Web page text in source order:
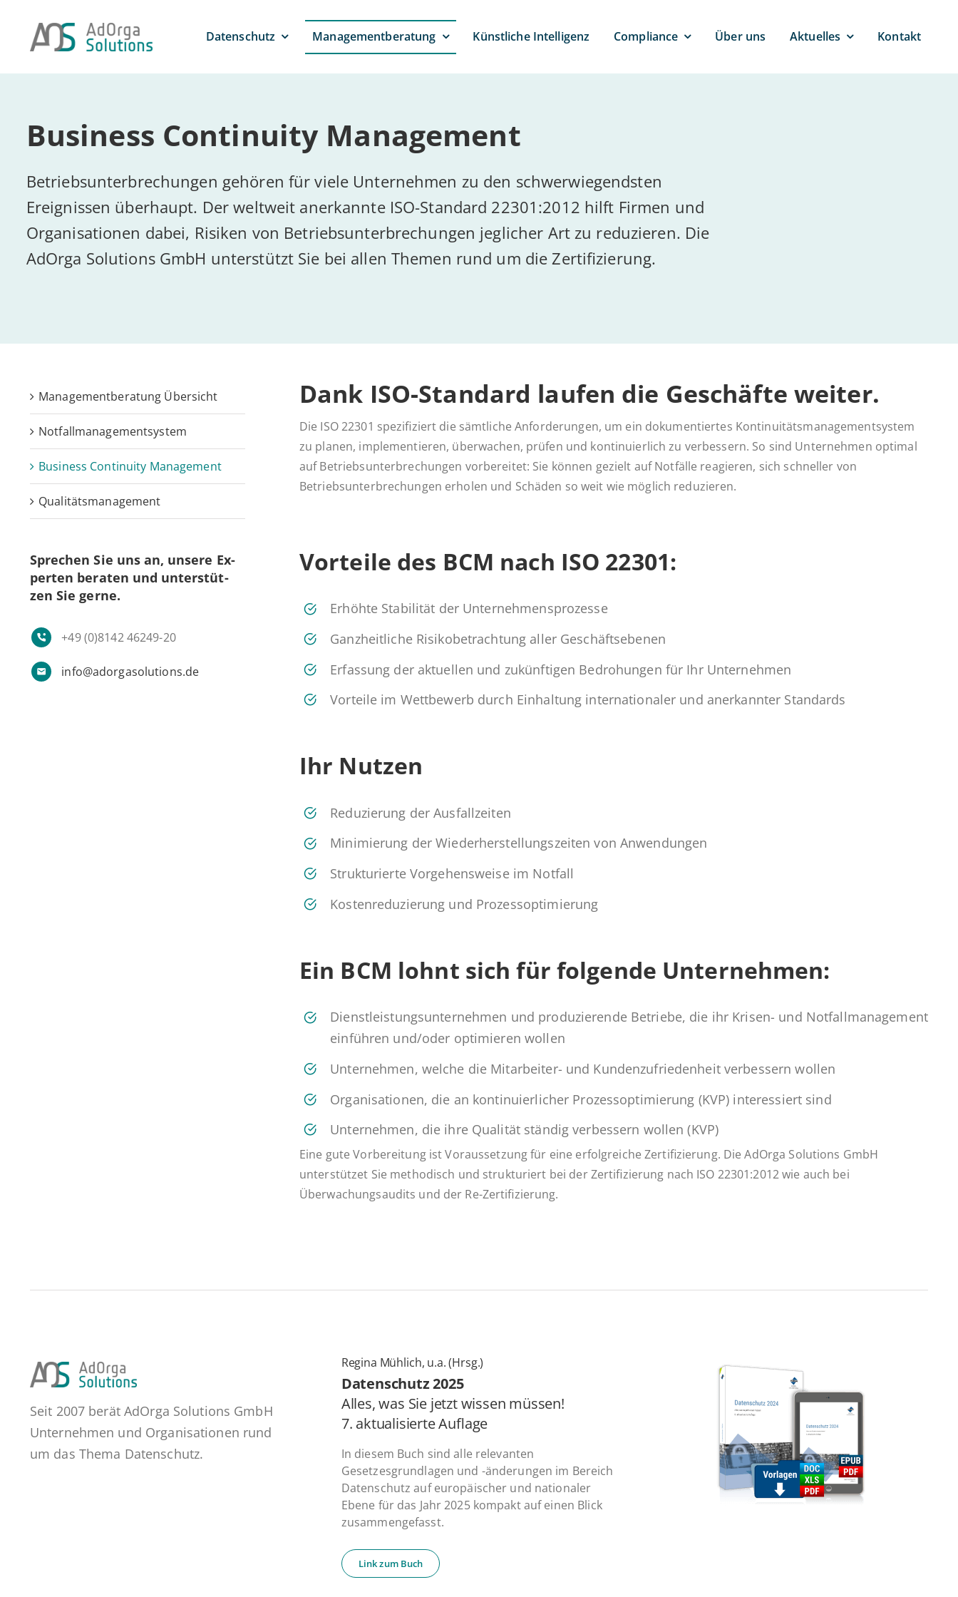
springen
Daten­schutz Management­beratung Künst­li­che Intelligenz Com­pli­ance Über uns Ak­tu­el­les Kontakt
Busi­ness Con­ti­nui­ty Management
Betriebsunterbrechungen gehören für viele Unternehmen zu den schwerwiegendsten
Ereignissen überhaupt. Der weltweit anerkannte ISO-Standard 22301:2012 hilft Firmen und
Organisationen dabei, Risiken von Betriebsunterbrechungen jeglicher Art zu reduzieren. Die
AdOrga Solutions GmbH unterstützt Sie bei allen Themen rund um die Zertifizierung.
Dank ISO-Stan­dard laufen die Ge­schäf­te weiter.
Die ISO 22301 spezifiziert die sämtliche Anforderungen, um ein dokumentiertes Kontinuitätsmanagementsystem
zu planen, implementieren, überwachen, prüfen und kontinuierlich zu verbessern. So sind Unternehmen optimal
auf Betriebsunterbrechungen vorbereitet: Sie können gezielt auf Notfälle reagieren, sich schneller von
Betriebsunterbrechungen erholen und Schäden so weit wie möglich reduzieren.
Vor­tei­le des BCM nach ISO 22301:
Erhöhte Sta­bi­li­tät der Unternehmensprozesse
Ganz­heit­li­che Ri­si­ko­be­trach­tung aller Geschäftsebenen
Er­fas­sung der ak­tu­el­len und zu­künf­ti­gen Be­dro­hun­gen für Ihr Unternehmen
Vor­tei­le im Wett­be­werb durch Ein­hal­tung in­ter­na­tio­na­ler und an­er­kann­ter Standards
Ihr Nutzen
Re­du­zie­rung der Ausfallzeiten
Mi­ni­mie­rung der Wie­der­her­stel­lungs­zei­ten von Anwendungen
Struk­tu­rier­te Vor­ge­hens­wei­se im Notfall
Kos­ten­re­du­zie­rung und Prozessoptimierung
Ein BCM lohnt sich für fol­gen­de Unternehmen:
Dienst­leis­tungs­un­ter­neh­men und pro­du­zie­ren­de Be­trie­be, die ihr Krisen- und Not­fall­ma­nage­ment
ein­füh­ren und/oder op­ti­mie­ren wollen
Un­ter­neh­men, welche die Mit­ar­bei­ter- und Kun­den­zu­frie­den­heit ver­bes­sern wollen
Or­ga­ni­sa­tio­nen, die an kon­ti­nu­ier­li­cher Pro­zess­op­ti­mie­rung (KVP) in­ter­es­siert sind
Un­ter­neh­men, die ihre Qua­li­tät ständig ver­bes­sern wollen (KVP)
Eine gute Vorbereitung ist Voraussetzung für eine erfolgreiche Zertifizierung. Die AdOrga Solutions GmbH
unterstützet Sie methodisch und strukturiert bei der Zertifizierung nach ISO 22301:2012 wie auch bei
Überwachungsaudits und der Re-Zertifizierung.
Management­beratung Übersicht
Not­fall­ma­nage­ment­sys­tem
Busi­ness Con­ti­nui­ty Management
Qualitäts­management
Spre­chen Sie uns an, unsere Ex­
per­ten beraten und un­ter­stüt­
zen Sie gerne.
+49 (0)8142 46249-20
info@adorgasolutions.de
Seit 2007 berät AdOrga Solutions GmbH
Unternehmen und Organisationen rund
um das Thema Datenschutz.
Regina Mühlich, u.a. (Hrsg.)
Daten­schutz 2025
Alles, was Sie jetzt wissen müssen!
7. ak­tua­li­sier­te Auflage
In diesem Buch sind alle relevanten
Gesetzesgrundlagen und -änderungen im Bereich
Datenschutz auf europäischer und nationaler
Ebene für das Jahr 2025 kompakt auf einen Blick
zusammengefasst.
Link zum Buch